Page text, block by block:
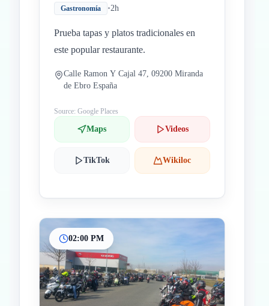
Gastronomía •2h
Prueba tapas y platos tradicionales en
este popular restaurante.
Calle Ramon Y Cajal 47, 09200 Miranda
de Ebro España
Source: Google Places
Maps Videos
TikTok Wikiloc
02:00 PM